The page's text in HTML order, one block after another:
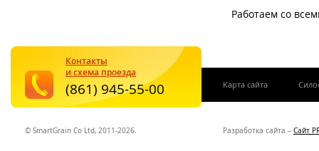
Работаем со
© SmartGrain Co Ltd, 2011-2026. Разработка сайта – Сайт
Карта сайта
Контакты
и схема проезда
(861) 945-55-00